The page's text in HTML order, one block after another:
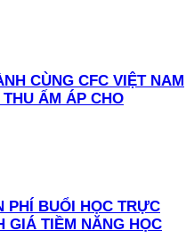
CÙNG CFC VIỆT NAM
ẤM ÁP CHO
PHÍ BUỔI HỌC TRỰC
GIÁ TIỀM NĂNG HỌC